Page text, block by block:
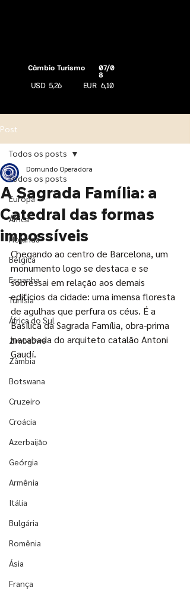
Câmbio Turismo
USD 5,26 EUR
07/0
8
6,10
Post
Todos os posts
Europa
África
Holanda
Bélgica
Espanha
Tunísia
África do Sul
Zimbabwe
Zâmbia
Botswana
Cruzeiro
Croácia
Azerbaijão
Geórgia
Armênia
Itália
Bulgária
Romênia
Ásia
França
Todos os posts
A Sagrada Família: a
Catedral das formas
impossíveis
Domundo Operadora
Chegando ao centro de Barcelona, um
monumento logo se destaca e se
sobressai em relação aos demais
edifícios da cidade: uma imensa floresta
de agulhas que perfura os céus. É a
Basílica da Sagrada Família, obra-prima
inacabada do arquiteto catalão Antoni
Gaudí.